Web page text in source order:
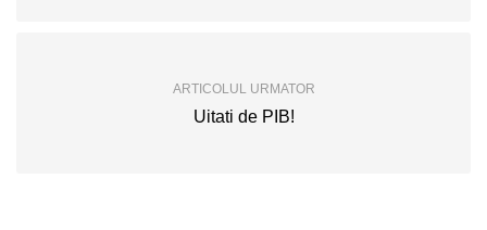
ARTICOLUL URMATOR
Uitati de PIB!